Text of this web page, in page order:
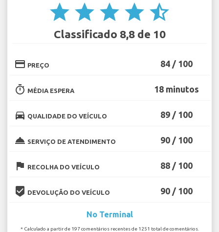
star star star star star_half
Classificado 8,8 de 10
credit_card PREÇO 84 / 100
timer MÉDIA ESPERA 18 minutos
directions_car QUALIDADE DO VEÍCULO 89 / 100
room_service SERVIÇO DE ATENDIMENTO 90 / 100
flag RECOLHA DO VEÍCULO 88 / 100
beenhere DEVOLUÇÃO DO VEÍCULO 90 / 100
No Terminal
* Calculado a partir de 197 comentários recentes de 1251 total de comentários.